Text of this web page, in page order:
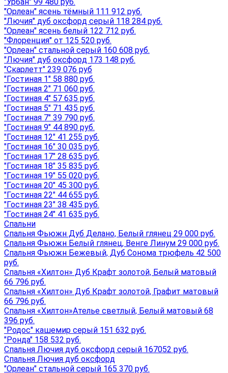
"Орлеан" ясень тёмный 111 912 руб.
"Лючия" дуб оксфорд серый 118 284 руб.
"Орлеан" ясень белый 122 712 руб.
"Флоренция" от 125 520 руб.
"Орлеан" стальной серый 160 608 руб.
"Лючия" дуб оксфорд 173 148 руб.
"Скарлетт" 239 076 руб
"Гостиная 1" 58 880 руб.
"Гостиная 2" 71 060 руб.
"Гостиная 4" 57 635 руб.
"Гостиная 5" 71 435 руб.
"Гостиная 7" 39 790 руб.
"Гостиная 9" 44 890 руб.
"Гостиная 12" 41 255 руб.
"Гостиная 16" 30 035 руб.
"Гостиная 17" 28 635 руб.
"Гостиная 18" 35 835 руб.
"Гостиная 19" 55 020 руб.
"Гостиная 20" 45 300 руб.
"Гостиная 22" 44 655 руб.
"Гостиная 23" 38 435 руб.
"Гостиная 24" 41 635 руб.
Спальни
Спальня Фьюжн Дуб Делано, Белый глянец 29 000 руб.
Спальня Фьюжн Белый глянец, Венге Линум 29 000 руб.
Спальня Фьюжн Бежевый, Дуб Сонома трюфель 42 500
руб.
Спальня «Хилтон» Дуб Крафт золотой, Белый матовый
66 796 руб.
Спальня «Хилтон» Дуб Крафт золотой, Графит матовый
66 796 руб.
Спальня «Хилтон»Ателье светлый, Белый матовый 68
396 руб.
"Родос" кашемир серый 151 632 руб.
"Ронда" 158 532 руб.
Спальня Лючия дуб оксфорд серый 167052 руб.
Спальня Лючия дуб оксфорд
"Орлеан" стальной серый 165 370 руб.